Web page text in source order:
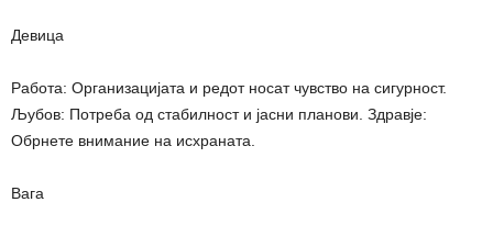
Девица
Работа: Организацијата и редот носат чувство на сигурност.
Љубов: Потреба од стабилност и јасни планови. Здравје:
Обрнете внимание на исхраната.
Вага